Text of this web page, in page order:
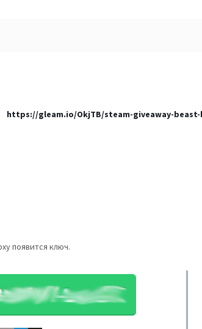
https://gleam.io/OkjTB/steam-giveaway-
появится ключ.